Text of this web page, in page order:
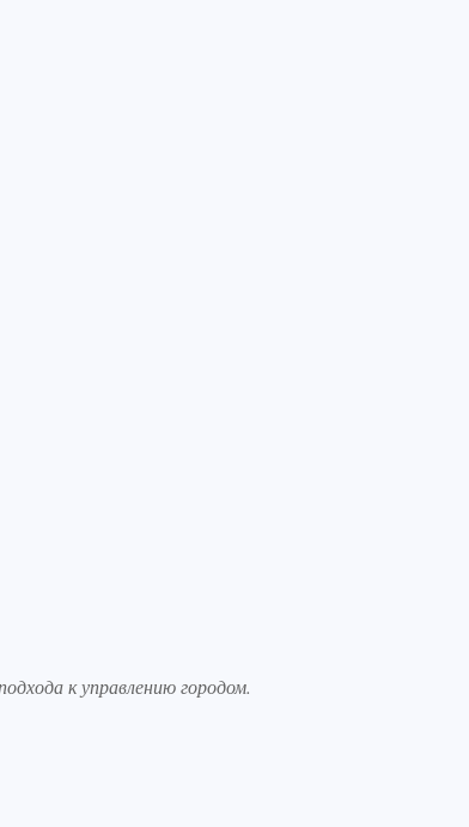
к управлению городом.